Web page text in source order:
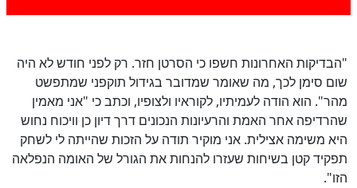
"הבדיקות האחרונות חשפו כי הסרטן חזר. רק לפני חודש לא היה
שום סימן לכך, מה שאומר שמדובר בגידול תוקפני שמתפשט
מהר". הוא הודה לעמיתיו, לקוראיו ולצופיו, וכתב כי "אני מאמין
שהרדיפה אחר האמת והרעיונות הנכונים דרך דיון כן וויכוח נחוש
היא משימה אצילית. אני מוקיר תודה על הזכות שהייתה לי לשחק
תפקיד קטן בשיחות שעזרו להנחות את הגורל של האומה הנפלאה
הזו".